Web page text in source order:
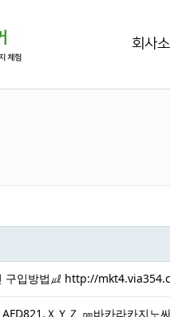
회사
구입방법㎕ http://
ＸＹＺ ㎚바카라카지노